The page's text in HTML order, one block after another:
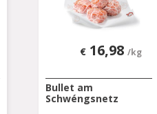
€16,98 /kg
Bullet am
Schwéngsnetz